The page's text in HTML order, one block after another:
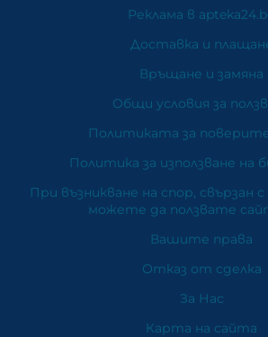
Реклама в
Доставка и
Връщане и замяна
Общи условия за
Политиката за
Политика за използване на
При възникване на спор, свързан с
можете да ползвате
Вашите права
Отказ от сделка
За Нас
Карта на сайта